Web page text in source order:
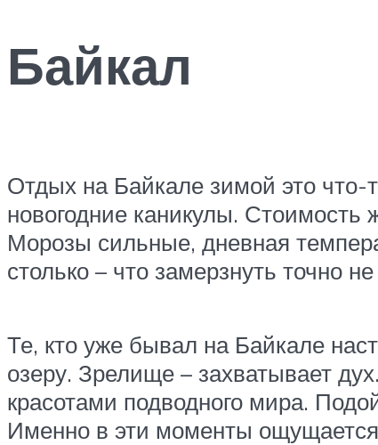
Байкал
Отдых на Байкале зимой это что-
новогодние каникулы. Стоимость
Морозы сильные, дневная
столько – что замерзнуть точно
Те, кто уже бывал на Байкале
озеру. Зрелище – захватывает
красотами подводного мира.
Именно в эти моменты ощущается